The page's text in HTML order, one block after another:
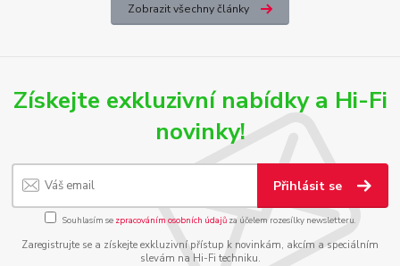
Zobrazit všechny články
Získejte exkluzivní nabídky a Hi-Fi
novinky!
Přihlásit se
Souhlasím se zpracováním osobních údajůza účelem rozesílky newsletteru.
Zaregistrujte se a získejte exkluzivní přístup k novinkám, akcím a speciálním
slevám na Hi-Fi techniku.